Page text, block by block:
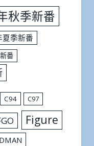
秋季新番
夏季新番
番
C94 C97
Figure